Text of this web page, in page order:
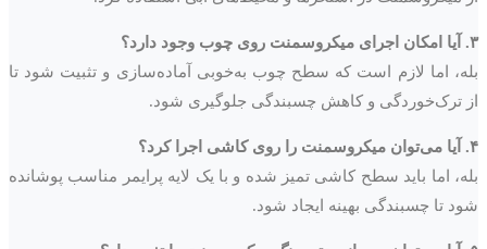
۳. آیا امکان اجرای میکروسمنت روی چوب وجود دارد؟
بله، اما لازم است که سطح چوب به‌خوبی آماده‌سازی و تثبیت شود تا
از ترک‌خوردگی و کاهش چسبندگی جلوگیری شود.
۴. آیا می‌توان میکروسمنت را روی کاشی اجرا کرد؟
بله، اما باید سطح کاشی تمیز شده و با یک لایه پرایمر مناسب پوشانده
شود تا چسبندگی بهینه ایجاد شود.